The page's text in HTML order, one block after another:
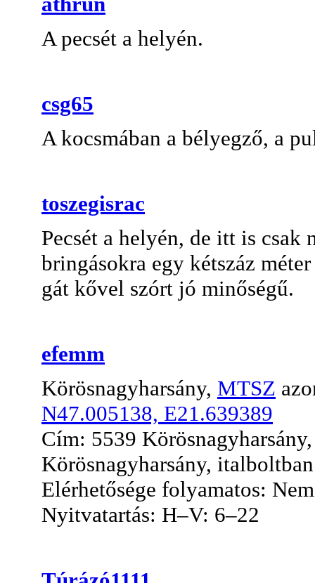
A pecsét a helyén.
csg65
A kocsmában a bélyegző, a
toszegisrac
Pecsét a helyén, de itt is
bringásokra egy kétszáz
gát kővel szórt jó minőségű.
efemm
Körösnagyharsány, MTSZ
N47.005138, E21.639389
Cím: 5539
Körösnagyharsány,
Elérhetősége folyamatos:
Nyitvatartás: H–V: 6–22